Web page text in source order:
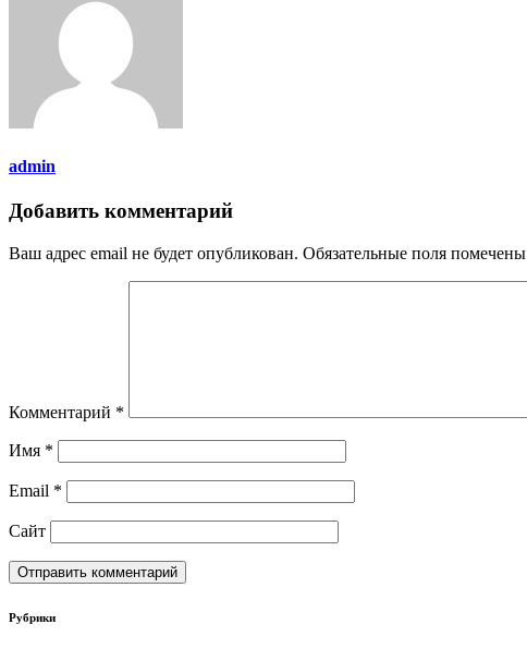
admin
Добавить комментарий
Ваш адрес email не будет опубликован. Обязательные поля помечены
Комментарий *
Имя *
Email *
Сайт
Рубрики